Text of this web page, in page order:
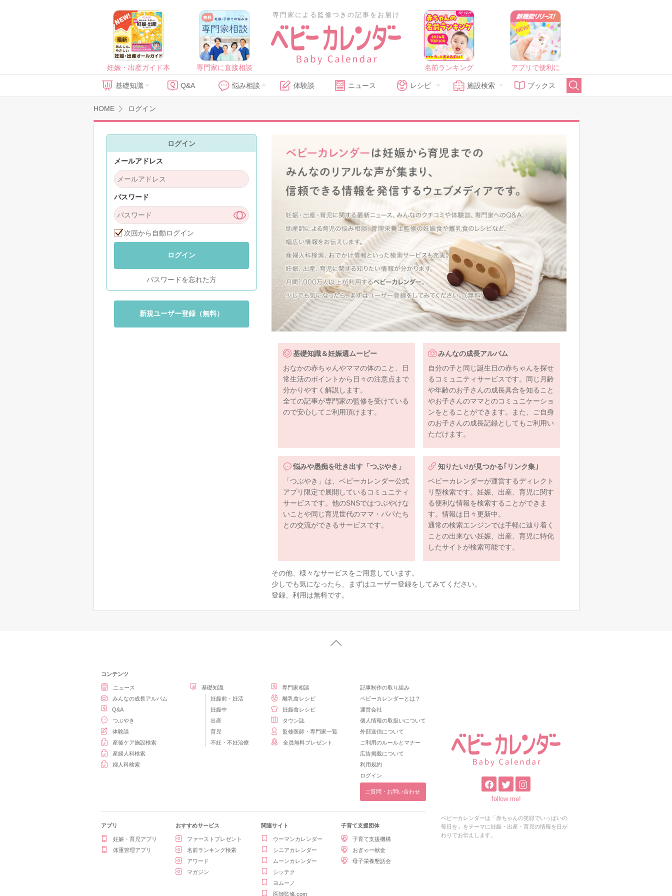
妊娠・出産ガイド本 専門家に直接相談
専門家による監修つきの記事をお届け
名前ランキング アプリで便利に
基礎知識 Q&A 悩み相談 体験談 ニュース レシピ 施設検索 ブックス
HOME ログイン
ログイン
メールアドレス
パスワード
次回から自動ログイン
ログイン
パスワードを忘れた方
新規ユーザー登録（無料）
基礎知識＆妊娠週ムービー
おなかの赤ちゃんやママの体のこと、日
常生活のポイントから日々の注意点まで
分かりやすく解説します。
全ての記事が専門家の監修を受けている
ので安心してご利用頂けます。
みんなの成長アルバム
自分の子と同じ誕生日の赤ちゃんを探せ
るコミュニティサービスです。同じ月齢
や年齢のお子さんの成長具合を知ること
やお子さんのママとのコミュニケーショ
ンをとることができます。また、ご自身
のお子さんの成長記録としてもご利用い
ただけます。
悩みや愚痴を吐き出す「つぶやき」
「つぶやき」は、ベビーカレンダー公式
アプリ限定で展開しているコミュニティ
サービスです。他のSNSではつぶやけな
いことや同じ育児世代のママ・パパたち
との交流ができるサービスです。
知りたい!が見つかる｢リンク集｣
ベビーカレンダーが運営するディレクト
リ型検索です。妊娠、出産、育児に関す
る便利な情報を検索することができま
す。情報は日々更新中。
通常の検索エンジンでは手軽に辿り着く
ことの出来ない妊娠、出産、育児に特化
したサイトが検索可能です。
その他、様々なサービスをご用意しています。
少しでも気になったら、まずはユーザー登録をしてみてください。
登録、利用は無料です。
コンテンツ
ニュース
みんなの成長アルバム
Q&A
つぶやき
体験談
産後ケア施設検索
産婦人科検索
婦人科検索
基礎知識
妊娠前・妊活
妊娠中
出産
育児
不妊・不妊治療
専門家相談
離乳食レシピ
妊娠食レシピ
タウン誌
監修医師・専門家一覧
全員無料プレゼント
記事制作の取り組み
ベビーカレンダーとは？
運営会社
個人情報の取扱いについて
外部送信について
ご利用のルールとマナー
広告掲載について
利用規約
ログイン
ご質問・お問い合わせ
アプリ
妊娠・育児アプリ
体重管理アプリ
おすすめサービス
ファーストプレゼント
名前ランキング検索
アワード
マガジン
関連サイト
ウーマンカレンダー
シニアカレンダー
ムーンカレンダー
シッテク
ヨムーノ
医師監修.com
子育て支援団体
子育て支援機構
おぎゃー献金
母子栄養懇話会
follow me!
ベビーカレンダーは「赤ちゃんの笑顔でいっぱいの
毎日を」をテーマに妊娠・出産・育児の情報を日が
わりでお伝えします。